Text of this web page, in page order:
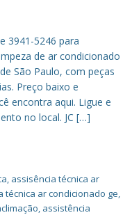
3941-5246 para
de ar condicionado
São Paulo, com peças
Preço baixo e
encontra aqui. Ligue e
no local. JC […]
, assisência técnica ar
técnica ar condicionado ge,
, assistência